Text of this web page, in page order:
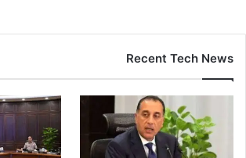
Recent Tech News